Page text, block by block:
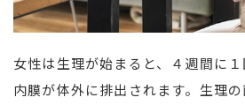
女性は生理が始まると、４週間に
内膜が体外に排出されます。生理の